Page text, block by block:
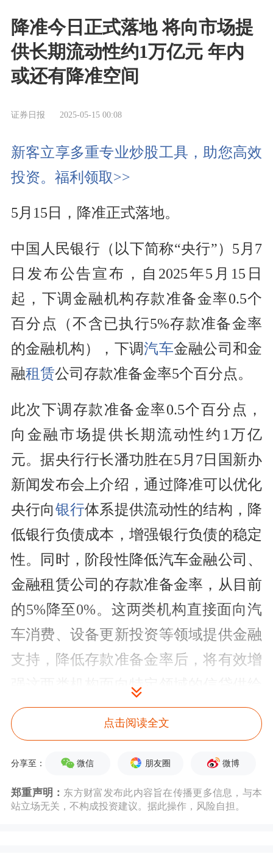
降准今日正式落地 将向市场提
供长期流动性约1万亿元 年内
或还有降准空间
证券日报 2025-05-15 00:08
新客立享多重专业炒股工具，助您高效
投资。福利领取>>
5月15日，降准正式落地。
中国人民银行（以下简称“央行”）5月7
日发布公告宣布，自2025年5月15日
起，下调金融机构存款准备金率0.5个
百分点（不含已执行5%存款准备金率
的金融机构），下调汽车金融公司和金
融租赁公司存款准备金率5个百分点。
此次下调存款准备金率0.5个百分点，
向金融市场提供长期流动性约1万亿
元。据央行行长潘功胜在5月7日国新办
新闻发布会上介绍，通过降准可以优化
央行向银行体系提供流动性的结构，降
低银行负债成本，增强银行负债的稳定
性。同时，阶段性降低汽车金融公司、
金融租赁公司的存款准备金率，从目前
的5%降至0%。这两类机构直接面向汽
车消费、设备更新投资等领域提供金融
支持，降低存款准备金率后，将有效增
强这两类机构面向特定领域的信贷供给
能力。
民生银行首席经济学家温彬对《证券日
报》记者表示，降准0.5个百分点以
后，整体存款准备金率的平均水平将从
点击阅读全文
分享至： 微信 朋友圈 微博
郑重声明： 东方财富发布此内容旨在传播更多信息，与本
站立场无关，不构成投资建议。据此操作，风险自担。